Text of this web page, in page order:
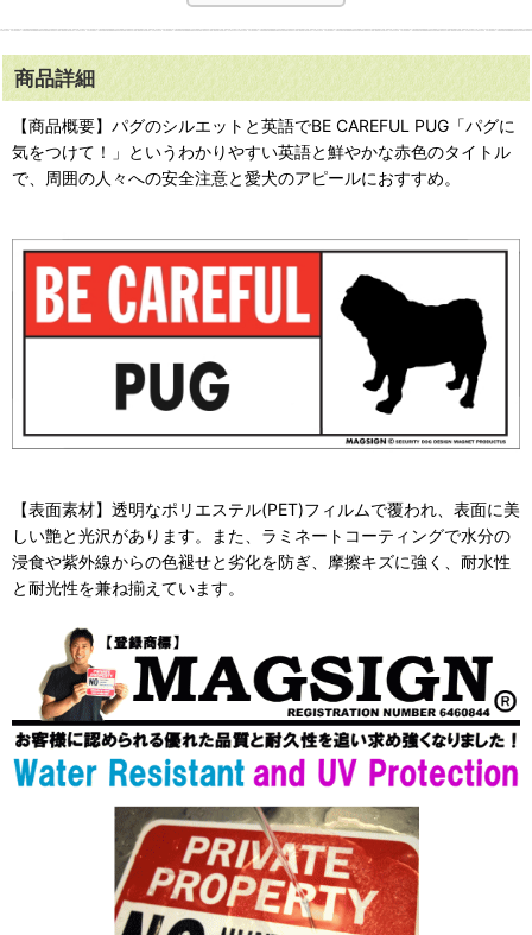
商品詳細
【商品概要】パグのシルエットと英語でBE CAREFUL PUG「パグに
気をつけて！」というわかりやすい英語と鮮やかな赤色のタイトル
で、周囲の人々への安全注意と愛犬のアピールにおすすめ。
【表面素材】透明なポリエステル(PET)フィルムで覆われ、表面に美
しい艶と光沢があります。また、ラミネートコーティングで水分の
浸食や紫外線からの色褪せと劣化を防ぎ、摩擦キズに強く、耐水性
と耐光性を兼ね揃えています。